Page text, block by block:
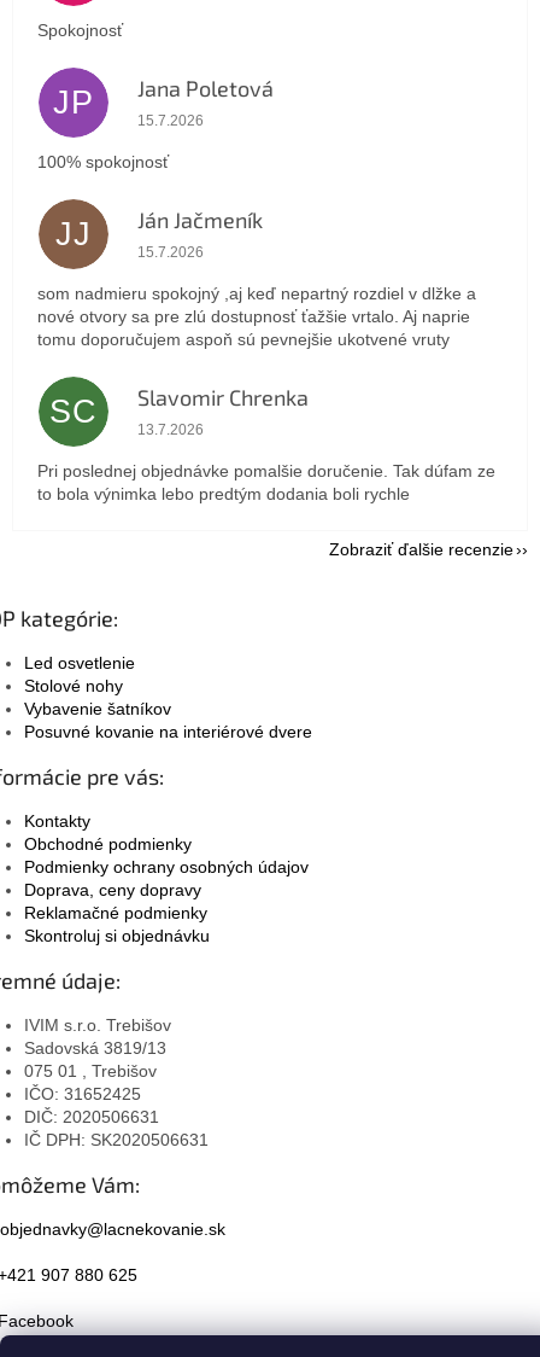
Spokojnosť
JP Jana Poletová
Hodnotenie obchodu je 5 z 5 hviezdičiek.
15.7.2026
100% spokojnosť
JJ Ján Jačmeník
Hodnotenie obchodu je 5 z 5 hviezdičiek.
15.7.2026
som nadmieru spokojný ,aj keď nepartný rozdiel v dlžke a
nové otvory sa pre zlú dostupnosť ťažšie vrtalo. Aj naprie
tomu doporučujem aspoň sú pevnejšie ukotvené vruty
SC Slavomir Chrenka
Hodnotenie obchodu je 5 z 5 hviezdičiek.
13.7.2026
Pri poslednej objednávke pomalšie doručenie. Tak dúfam ze
to bola výnimka lebo predtým dodania boli rychle
Zobraziť ďalšie recenzie
kategórie:
Led osvetlenie
Stolové nohy
Vybavenie šatníkov
Posuvné kovanie na interiérové dvere
pre vás:
Kontakty
Obchodné podmienky
Podmienky ochrany osobných údajov
Doprava, ceny dopravy
Reklamačné podmienky
Skontroluj si objednávku
údaje:
IVIM s.r.o. Trebišov
Sadovská 3819/13
075 01 , Trebišov
IČO: 31652425
DIČ: 2020506631
IČ DPH: SK2020506631
Vám:
objednavky@lacnekovanie.sk
907 880 625